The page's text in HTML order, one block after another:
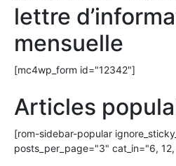
lettre
mensuelle
[mc4wp_form id="12342"]
Articles
[rom-sidebar-popular
posts_per_page="3" cat_in="6,